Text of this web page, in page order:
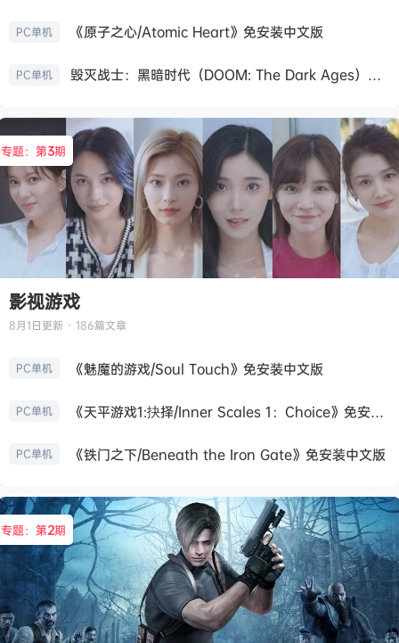
PC单机 《原子之心/Atomic Heart》免安装中文版
PC单机 毁灭战士：黑暗时代（DOOM: The Dark Ages）免安装中文版
专题：第3期
影视游戏
8月1日更新 · 186篇文章
PC单机 《魅魔的游戏/Soul Touch》免安装中文版
PC单机 《天平游戏1:抉择/Inner Scales 1：Choice》免安装中文版
PC单机 《铁门之下/Beneath the Iron Gate》免安装中文版
专题：第2期